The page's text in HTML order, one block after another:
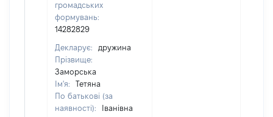
громадських
формувань:
14282829
Декларує:
дружина
Прізвище:
Заморська
Ім'я:
Тетяна
По батькові (за
наявності):
Іванівна